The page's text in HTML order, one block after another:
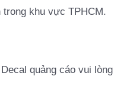
trong khu vực TPHCM.
quảng cáo vui